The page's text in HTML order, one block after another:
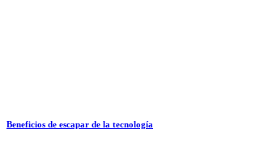
Beneficios de escapar de la tecnología